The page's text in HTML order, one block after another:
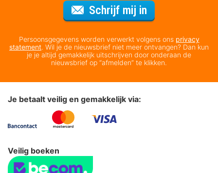
Schrijf mij in
Persoonsgegevens worden verwerkt volgens ons privacy
statement. Wil je de nieuwsbrief niet meer ontvangen? Dan kun
je je altijd gemakkelijk uitschrijven door onderaan de
nieuwsbrief op “afmelden” te klikken.
Je betaalt veilig en gemakkelijk via:
Veilig boeken